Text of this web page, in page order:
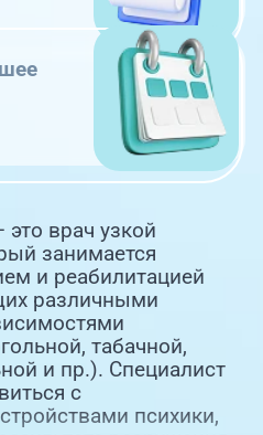
врач узкой
занимается
и реабилитацией
различными
табачной,
и пр.). Специалист
с
психики,